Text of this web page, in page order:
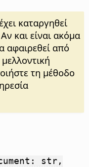
καταργηθεί
και είναι ακόμα
αφαιρεθεί από
τη μέθοδο
str,